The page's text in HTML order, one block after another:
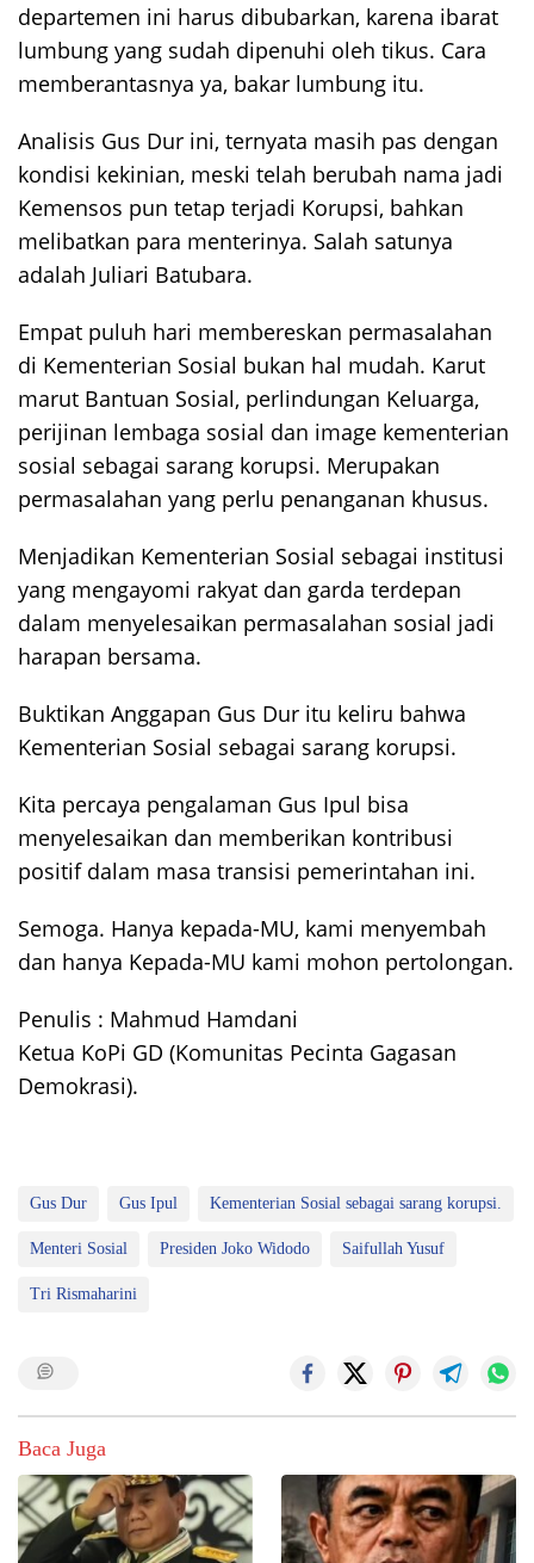
departemen ini harus dibubarkan, karena ibarat
lumbung yang sudah dipenuhi oleh tikus. Cara
memberantasnya ya, bakar lumbung itu.
Analisis Gus Dur ini, ternyata masih pas dengan
kondisi kekinian, meski telah berubah nama jadi
Kemensos pun tetap terjadi Korupsi, bahkan
melibatkan para menterinya. Salah satunya
adalah Juliari Batubara.
Empat puluh hari membereskan permasalahan
di Kementerian Sosial bukan hal mudah. Karut
marut Bantuan Sosial, perlindungan Keluarga,
perijinan lembaga sosial dan image kementerian
sosial sebagai sarang korupsi. Merupakan
permasalahan yang perlu penanganan khusus.
Menjadikan Kementerian Sosial sebagai institusi
yang mengayomi rakyat dan garda terdepan
dalam menyelesaikan permasalahan sosial jadi
harapan bersama.
Buktikan Anggapan Gus Dur itu keliru bahwa
Kementerian Sosial sebagai sarang korupsi.
Kita percaya pengalaman Gus Ipul bisa
menyelesaikan dan memberikan kontribusi
positif dalam masa transisi pemerintahan ini.
Semoga. Hanya kepada-MU, kami menyembah
dan hanya Kepada-MU kami mohon pertolongan.
Penulis : Mahmud Hamdani
Ketua KoPi GD (Komunitas Pecinta Gagasan
Demokrasi).
Gus Dur Gus Ipul Kementerian Sosial sebagai sarang korupsi.
Menteri Sosial Presiden Joko Widodo Saifullah Yusuf
Tri Rismaharini
Baca Juga